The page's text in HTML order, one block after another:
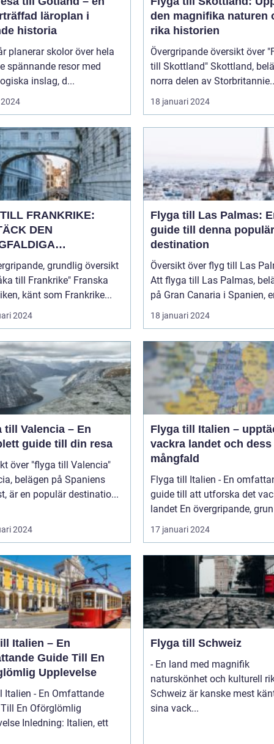
läroplan i
historia
planerar skolor över hela
spännande resor med
inslag, d...
den magnifika naturen
rika historien
Övergripande översikt över
till Skottland" Skottland, beläget i
norra delen av
18 januari 2024
FRANKRIKE:
DEN
grundlig översikt
till Frankrike" Franska
känt som Frankrike...
2024
Flyga till Las Palmas:
guide till denna
destination
Översikt över flyg till Las
Att flyga till Las Palmas,
på Gran Canaria i Spanien,
18 januari 2024
till Valencia – En
guide till din resa
över "flyga till Valencia"
belägen på Spaniens
är en populär destinatio...
2024
Flyga till Italien –
vackra landet och dess
mångfald
Flyga till Italien - En
guide till att utforska det
landet En övergripande,
17 januari 2024
Italien – En
Guide Till En
Upplevelse
Italien - En Omfattande
En Oförglömlig
Italien, ett
Flyga till Schweiz
- En land med magnifik
naturskönhet och kulturell
Schweiz är kanske mest
sina vack...